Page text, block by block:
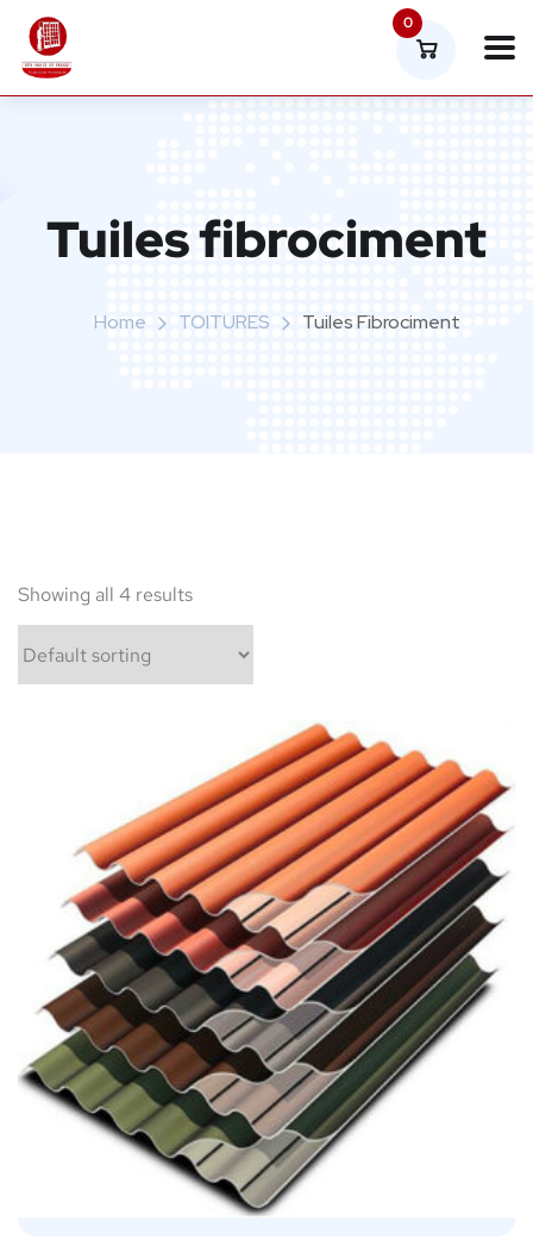
0
Tuiles fibrociment
Home TOITURES Tuiles Fibrociment
Showing all 4 results